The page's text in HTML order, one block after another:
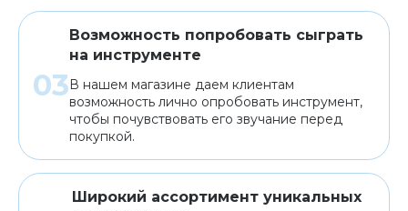
Возможность попробовать сыграть
на инструменте
В нашем магазине даем клиентам
возможность лично опробовать инструмент,
чтобы почувствовать его звучание перед
покупкой.
Широкий ассортимент уникальных